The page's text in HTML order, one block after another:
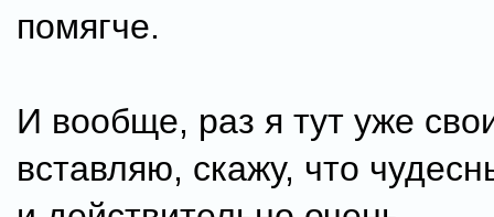
помягче.
И вообще, раз я тут уже
вставляю, скажу, что